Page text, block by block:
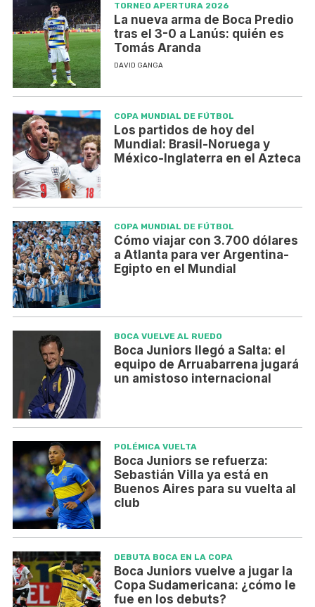
TORNEO APERTURA 2026
La nueva arma de Boca Predio
tras el 3-0 a Lanús: quién es
Tomás Aranda
DAVID GANGA
COPA MUNDIAL DE FÚTBOL
Los partidos de hoy del
Mundial: Brasil-Noruega y
México-Inglaterra en el Azteca
COPA MUNDIAL DE FÚTBOL
Cómo viajar con 3.700 dólares
a Atlanta para ver Argentina-
Egipto en el Mundial
BOCA VUELVE AL RUEDO
Boca Juniors llegó a Salta: el
equipo de Arruabarrena jugará
un amistoso internacional
POLÉMICA VUELTA
Boca Juniors se refuerza:
Sebastián Villa ya está en
Buenos Aires para su vuelta al
club
DEBUTA BOCA EN LA COPA
Boca Juniors vuelve a jugar la
Copa Sudamericana: ¿cómo le
fue en los debuts?